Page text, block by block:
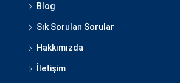
Blog
Sık Sorulan Sorular
Hakkımızda
İletişim